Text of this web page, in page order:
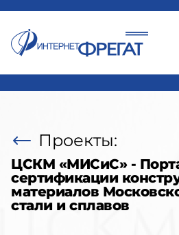
Проекты:
ЦСКМ «МИСиС» -
сертификации
материалов
стали и сплавов